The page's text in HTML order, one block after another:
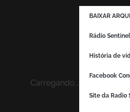
Carregando...
BAIXAR
Rádio
História de
Facebook
Site da Radio